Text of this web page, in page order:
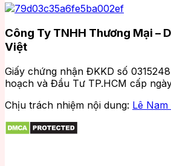
Công Ty TNHH Thương Mại –
Việt
Giấy chứng nhận ĐKKD số
hoạch và Đầu Tư TP.HCM cấp
Chịu trách nhiệm nội dung: Lê Nam